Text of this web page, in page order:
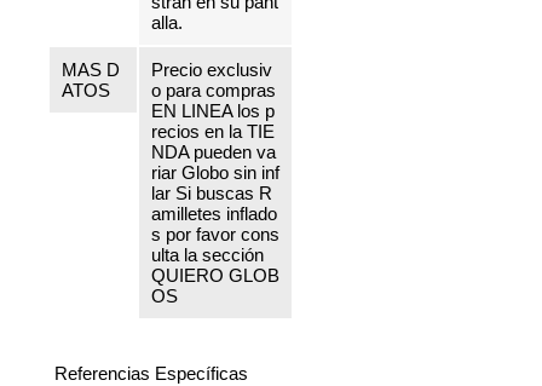
alla.
MAS D
ATOS
Precio exclusiv
o para compras
EN LINEA los p
recios en la TIE
NDA pueden va
riar Globo sin inf
lar Si buscas R
amilletes inflado
s por favor cons
ulta la sección
QUIERO GLOB
OS
Referencias Específicas